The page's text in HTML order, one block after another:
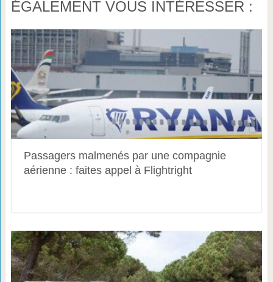
ÉGALEMENT VOUS INTÉRESSER :
Passagers malmenés par une compagnie
aérienne : faites appel à Flightright